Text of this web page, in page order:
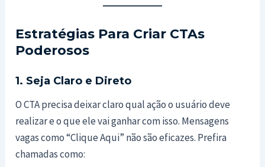
Estratégias Para Criar CTAs
Poderosos
1. Seja Claro e Direto
O CTA precisa deixar claro qual ação o usuário deve
realizar e o que ele vai ganhar com isso. Mensagens
vagas como “Clique Aqui” não são eficazes. Prefira
chamadas como: